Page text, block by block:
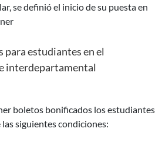
se definió el inicio de su puesta en
estudiantes en el
interdepartamental
siguientes condiciones: